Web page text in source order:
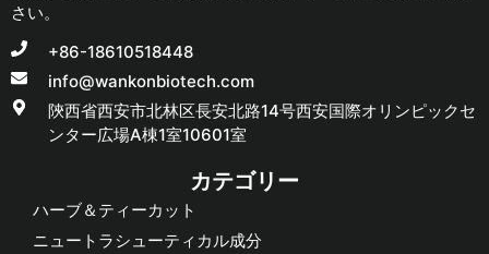
さい。
+86-18610518448
info@wankonbiotech.com
陝西省西安市北林区長安北路14号西安国際オリンピックセ
ンター広場A棟1室10601室
カテゴリー
ハーブ＆ティーカット
ニュートラシューティカル成分